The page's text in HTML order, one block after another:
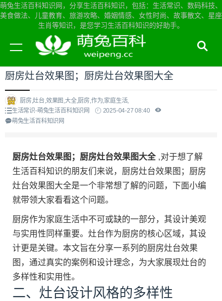
萌兔生活百科知识网，分享生活百科知识，包括：生活常识、数码科技、
美食做法、儿童教育、旅游攻略、婚姻情感、女性时尚、故事散文、星座
生肖等知识，是您学习生活百科知识的好助手。
当前位置： 萌兔生活百科知识网首页>生活常识
厨房灶台效果图；厨房灶台效果图大全
厨房,灶台,效果图,大全,厨房,作为,家庭生活,
生活常识-萌兔生活百科知识网
2025-04-27 08:40
萌兔生活百科知识网
厨房灶台效果图；厨房灶台效果图大全 ,对于想了解
生活百科知识的朋友们来说，厨房灶台效果图；厨房
灶台效果图大全是一个非常想了解的问题，下面小编
就带领大家看看这个问题。
厨房作为家庭生活中不可或缺的一部分，其设计美观
与实用性同样重要。灶台作为厨房的核心区域，其设
计更是关键。本文旨在分享一系列的厨房灶台效果
图，通过真实的案例和设计理念，为大家展现灶台的
多样性和实用性。
二、灶台设计风格的多样性